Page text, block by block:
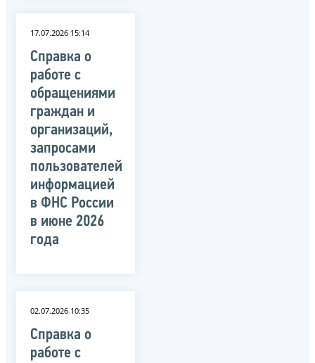
17.07.2026 15:14
Справка о
работе с
обращениями
граждан и
организаций,
запросами
пользователей
информацией
в ФНС России
в июне 2026
года
02.07.2026 10:35
Справка о
работе с